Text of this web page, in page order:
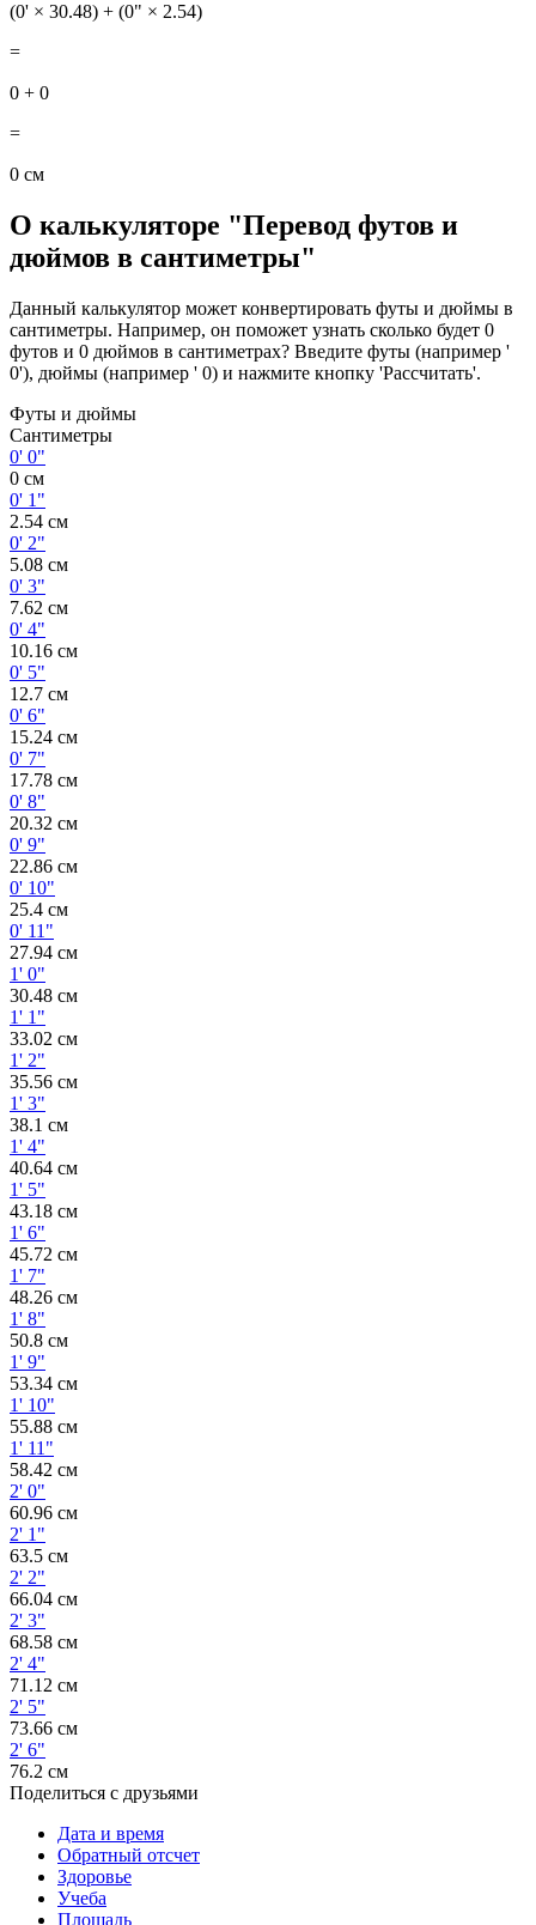
(0' × 30.48) + (0" × 2.54)
=
0 + 0
=
0 см
О калькуляторе "Перевод футов и
дюймов в сантиметры"
Данный калькулятор может конвертировать футы и дюймы в
сантиметры. Например, он поможет узнать сколько будет 0
футов и 0 дюймов в сантиметрах? Введите футы (например '
0'), дюймы (например ' 0) и нажмите кнопку 'Рассчитать'.
Футы и дюймы
Сантиметры
0' 0"
0 см
0' 1"
2.54 см
0' 2"
5.08 см
0' 3"
7.62 см
0' 4"
10.16 см
0' 5"
12.7 см
0' 6"
15.24 см
0' 7"
17.78 см
0' 8"
20.32 см
0' 9"
22.86 см
0' 10"
25.4 см
0' 11"
27.94 см
1' 0"
30.48 см
1' 1"
33.02 см
1' 2"
35.56 см
1' 3"
38.1 см
1' 4"
40.64 см
1' 5"
43.18 см
1' 6"
45.72 см
1' 7"
48.26 см
1' 8"
50.8 см
1' 9"
53.34 см
1' 10"
55.88 см
1' 11"
58.42 см
2' 0"
60.96 см
2' 1"
63.5 см
2' 2"
66.04 см
2' 3"
68.58 см
2' 4"
71.12 см
2' 5"
73.66 см
2' 6"
76.2 см
Поделиться с друзьями
Дата и время
Обратный отсчет
Здоровье
Учеба
Площадь